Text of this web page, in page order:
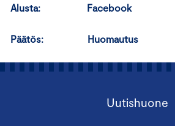
Alusta: Facebook
Päätös: Huomautus
Uutishuone